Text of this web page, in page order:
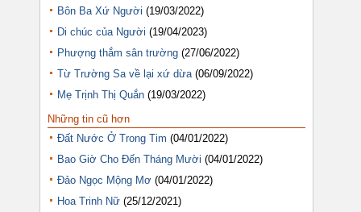
Bôn Ba Xứ Người (19/03/2022)
Di chúc của Người (19/04/2023)
Phượng thắm sân trường (27/06/2022)
Từ Trường Sa về lại xứ dừa (06/09/2022)
Mẹ Trịnh Thị Quắn (19/03/2022)
Những tin cũ hơn
Đất Nước Ở Trong Tim (04/01/2022)
Bao Giờ Cho Đến Tháng Mười (04/01/2022)
Đảo Ngọc Mộng Mơ (04/01/2022)
Hoa Trinh Nữ (25/12/2021)